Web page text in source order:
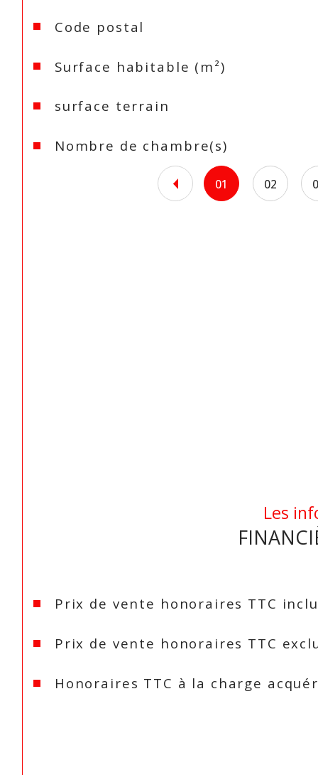
Caractéristiques Valeurs
Code postal
Surface habitable (m²)
surface terrain
Nombre de chambre(s)
01 02
Les
Prix de vente honoraires TTC
Prix de vente honoraires TTC
Honoraires TTC à la charge